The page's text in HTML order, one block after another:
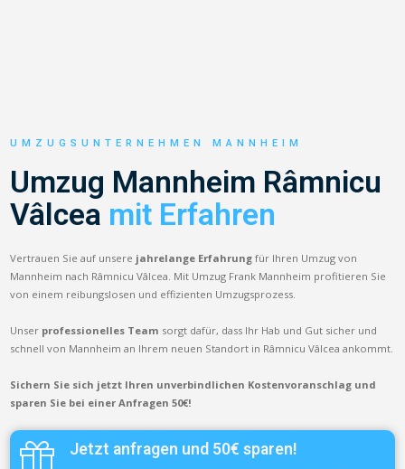
UMZUGSUNTERNEHMEN MANNHEIM
Umzug Mannheim Râmnicu
Vâlcea mit Erfahren
Vertrauen Sie auf unsere jahrelange Erfahrung für Ihren Umzug von
Mannheim nach Râmnicu Vâlcea. Mit Umzug Frank Mannheim profitieren Sie
von einem reibungslosen und effizienten Umzugsprozess.
Unser professionelles Team sorgt dafür, dass Ihr Hab und Gut sicher und
schnell von Mannheim an Ihrem neuen Standort in Râmnicu Vâlcea ankommt.
Sichern Sie sich jetzt Ihren unverbindlichen Kostenvoranschlag und
sparen Sie bei einer Anfragen 50€!
Jetzt anfragen und 50€ sparen!